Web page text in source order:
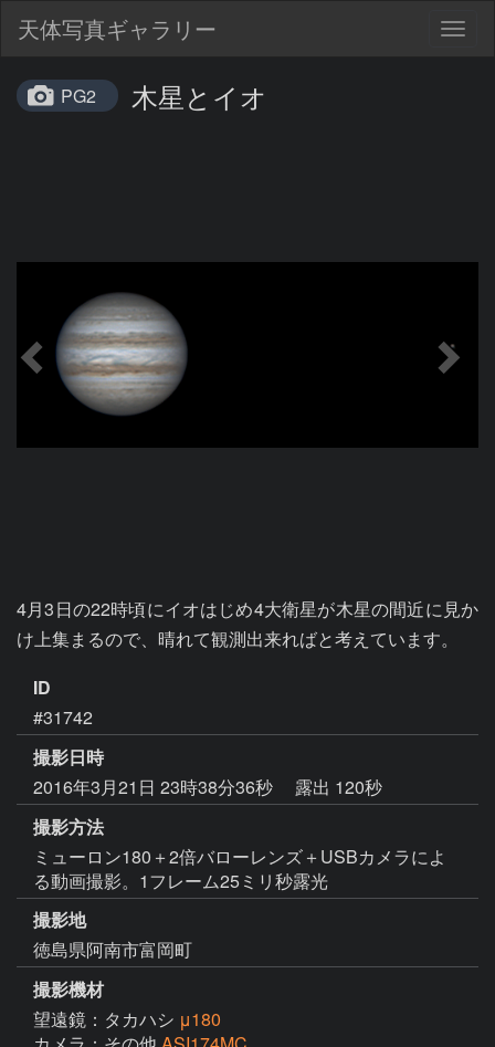
天体写真ギャラリー
PG2 木星とイオ
4月3日の22時頃にイオはじめ4大衛星が木星の間近に見か
け上集まるので、晴れて観測出来ればと考えています。
ID
#31742
撮影日時
2016年3月21日 23時38分36秒
露出 120秒
撮影方法
ミューロン180＋2倍バローレンズ＋USBカメラによ
る動画撮影。1フレーム25ミリ秒露光
撮影地
徳島県阿南市富岡町
撮影機材
望遠鏡：タカハシ μ180